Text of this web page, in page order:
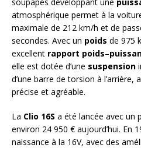
atmosphérique permet à la
maximale de 212 km/h et de
secondes. Avec un poids de 975
excellent rapport poids–
elle est dotée d’une suspension
d’une barre de torsion à l’arrière,
précise et agréable.
La Clio 16S a été lancée avec un
environ 24 950 € aujourd’hui. En
naissance à la 16V, avec des